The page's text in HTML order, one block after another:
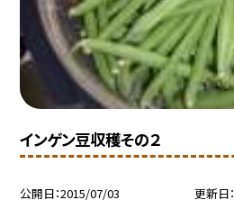
インゲン豆収穫その２
公開日 2015/07/03 更新日